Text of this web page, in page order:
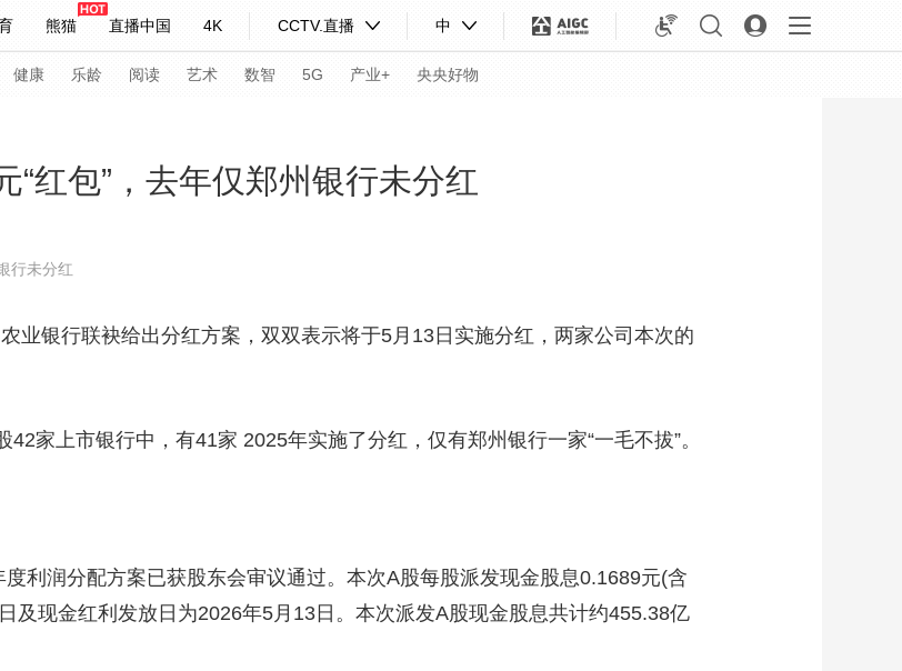
熊猫 直播中国 4K CCTV.直播 中
天天学习
央视影音
健康 乐龄 阅读 艺术 数智 5G 产业+ 央央好物
4K专区 全景新闻
NBA 中超 国足 国际足球 网球 综合体育 亚冬会
厂 智敬中国 全民健康 颜选攻略 海洋 时尚 天气 才艺 网展 央央好物
红包”，去年仅郑州银行未分红
行未分红
业银行联袂给出分红方案，双双表示将于5月13日实施分红，两家公司本次的
上市银行中，有41家 2025年实施了分红，仅有郑州银行一家“一毛不拔”。
润分配方案已获股东会审议通过。本次A股每股派发现金股息0.1689元(含
及现金红利发放日为2026年5月13日。本次派发A股现金股息共计约455.38亿